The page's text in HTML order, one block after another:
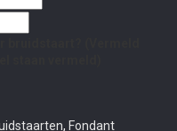
, Fondant